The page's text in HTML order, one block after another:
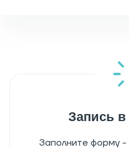
Запись в
Заполните форму